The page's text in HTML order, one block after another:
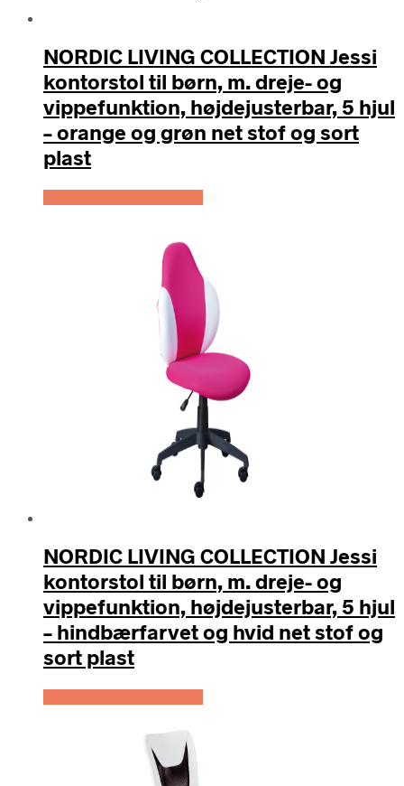
NORDIC LIVING COLLECTION Jessi
kontorstol til børn, m. dreje- og
vippefunktion, højdejusterbar, 5 hjul
– orange og grøn net stof og sort
plast
NORDIC LIVING COLLECTION Jessi
kontorstol til børn, m. dreje- og
vippefunktion, højdejusterbar, 5 hjul
– hindbærfarvet og hvid net stof og
sort plast